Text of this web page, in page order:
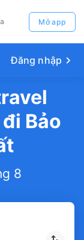
Mở app
Đăng nhập
Bảo
8